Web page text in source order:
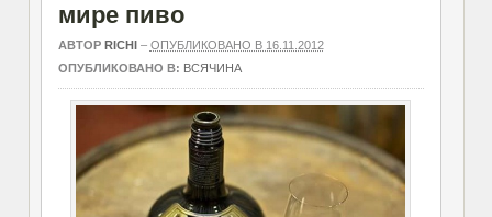
мире пиво
АВТОР RICHI– ОПУБЛИКОВАНО В 16.11.2012
ОПУБЛИКОВАНО В: ВСЯЧИНА